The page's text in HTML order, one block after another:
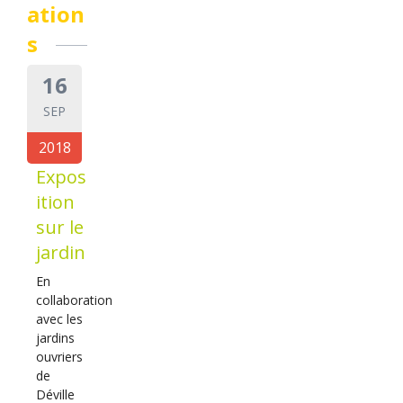
ation
s
16
SEP
2018
Expos
ition
sur le
jardin
En
collaboration
avec les
jardins
ouvriers
de
Déville